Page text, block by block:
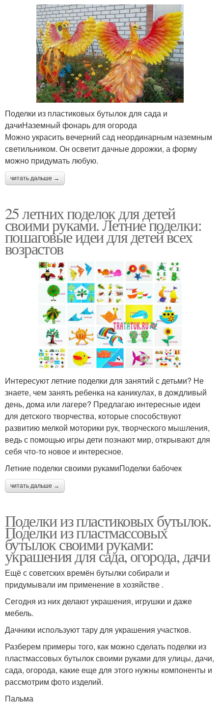
Поделки из пластиковых бутылок для сада и
дачиНаземный фонарь для огорода
Можно украсить вечерний сад неординарным наземным
светильником. Он осветит дачные дорожки, а форму
можно придумать любую.
читать дальше →
25 летних поделок для детей
своими руками. Летние поделки:
пошаговые идеи для детей всех
возрастов
Интересуют летние поделки для занятий с детьми? Не
знаете, чем занять ребенка на каникулах, в дождливый
день, дома или лагере? Предлагаю интересные идеи
для детского творчества, которые способствуют
развитию мелкой моторики рук, творческого мышления,
ведь с помощью игры дети познают мир, открывают для
себя что-то новое и интересное.
Летние поделки своими рукамиПоделки бабочек
читать дальше →
Поделки из пластиковых бутылок.
Поделки из пластмассовых
бутылок своими руками:
украшения для сада, огорода, дачи
Ещё с советских времён бутылки собирали и
придумывали им применение в хозяйстве .
Сегодня из них делают украшения, игрушки и даже
мебель.
Дачники используют тару для украшения участков.
Разберем примеры того, как можно сделать поделки из
пластмассовых бутылок своими руками для улицы, дачи,
сада, огорода, какие еще для этого нужны компоненты и
рассмотрим фото изделий.
Пальма